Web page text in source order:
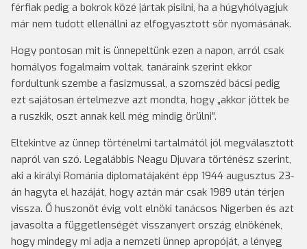
férfiak pedig a bokrok közé jártak pisilni, ha a húgyhólyagjuk
már nem tudott ellenállni az elfogyasztott sör nyomásának.
Hogy pontosan mit is ünnepeltünk ezen a napon, arról csak
homályos fogalmaim voltak, tanáraink szerint ekkor
fordultunk szembe a fasizmussal, a szomszéd bácsi pedig
ezt sajátosan értelmezve azt mondta, hogy „akkor jöttek be
a ruszkik, oszt annak kell még mindig örülni”.
Eltekintve az ünnep történelmi tartalmától jól megválasztott
napról van szó. Legalábbis Neagu Djuvara történész szerint,
aki a királyi Románia diplomatájaként épp 1944 augusztus 23-
án hagyta el hazáját, hogy aztán már csak 1989 után térjen
vissza. Ő huszonöt évig volt elnöki tanácsos Nigerben és azt
javasolta a függetlenségét visszanyert ország elnökének,
hogy mindegy mi adja a nemzeti ünnep apropóját, a lényeg